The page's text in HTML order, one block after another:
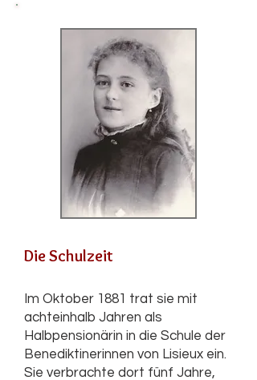
Die Schulzeit
Im Oktober 1881 trat sie mit
achteinhalb Jahren als
Halbpensionärin in die Schule der
Benediktinerinnen von Lisieux ein.
Sie verbrachte dort fünf Jahre,